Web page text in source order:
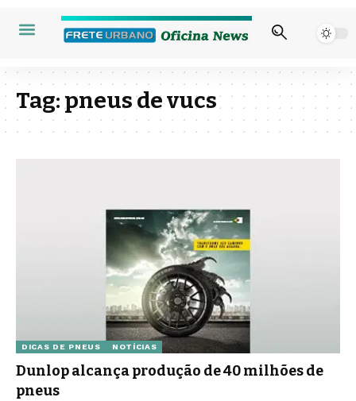
Tag:pneus de vucs
DICAS DE PNEUS NOTÍCIAS
Dunlop alcança produção de 40 milhões de
pneus